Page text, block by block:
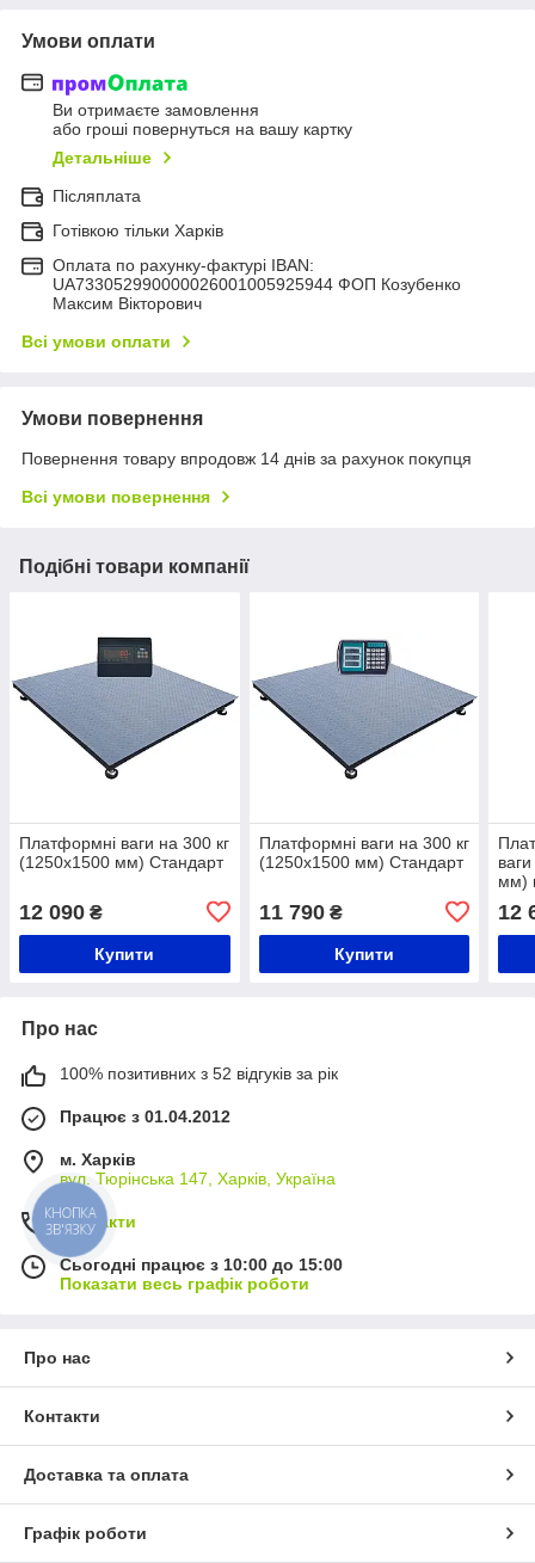
Умови оплати
Ви отримаєте замовлення
або гроші повернуться на вашу картку
Детальніше
Післяплата
Готівкою тільки Харків
Оплата по рахунку-фактурі IBAN:
UA733052990000026001005925944 ФОП Козубенко
Максим Вікторович
Всі умови оплати
Умови повернення
Повернення товару впродовж 14 днів за рахунок покупця
Всі умови повернення
Подібні товари компанії
Платформні ваги на 300 кг
(1250х1500 мм) Стандарт
12 090 ₴
Купити
Платформні ваги на 300 кг
(1250х1500 мм) Стандарт
11 790₴
Купити
мм)
12
Про нас
100% позитивних з 52 відгуків за рік
Працює з 01.04.2012
м. Харків
вул. Тюрінська 147, Харків, Україна
Контакти
Сьогодні працює з 10:00 до 15:00
Показати весь графік роботи
Про нас
Контакти
Доставка та оплата
Графік роботи
КНОПКА
ЗВ'ЯЗКУ